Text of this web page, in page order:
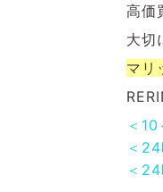
高価
大切
マリ
＜
＜
＜